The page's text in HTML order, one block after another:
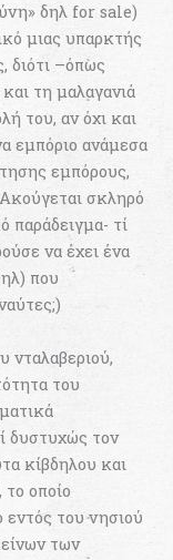
δηλ for sale)
μιας υπαρκτής
διότι –όπως
τη μαλαγανιά
του, αν όχι και
εμπόριο ανάμεσα
εμπόρους,
σκληρό
παράδειγμα- τί
να έχει ένα
που
νταλαβεριού,
του
δυστυχώς τον
κίβδηλου και
οποίο
εντός του νησιού
των